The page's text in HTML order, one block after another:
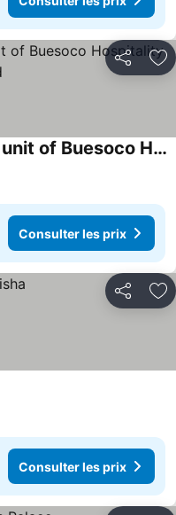
Partager
Hotel Sagar Presidency a unit of Buesoco Hospitality Pvt Ltd
Consulter les prix
Partager
Consulter les prix